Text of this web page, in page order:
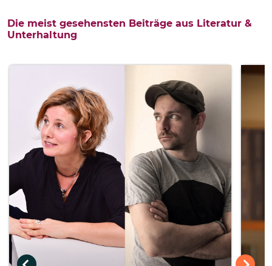
Die meist gesehensten Beiträge aus Literatur &
Unterhaltung